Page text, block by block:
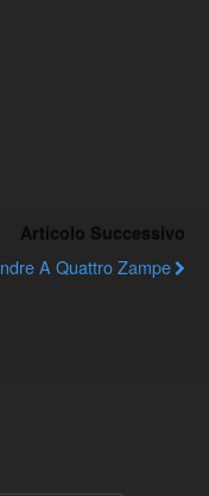
Articolo Successivo
A Quattro Zampe